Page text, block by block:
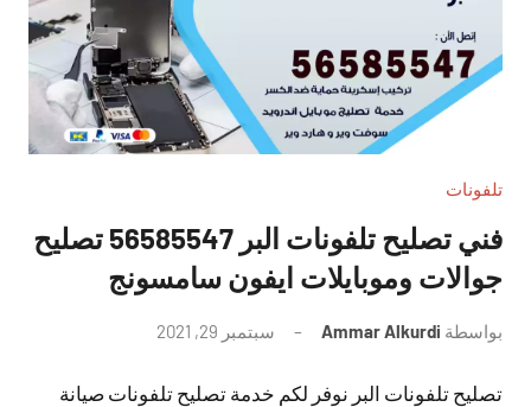
تلفونات
فني تصليح تلفونات البر 56585547 تصليح
جوالات وموبايلات ايفون سامسونج
بواسطة Ammar Alkurdi سبتمبر 29, 2021
تعليقات
تصليح تلفونات البر نوفر لكم خدمة تصليح تلفونات صيانة